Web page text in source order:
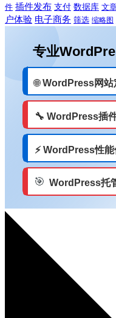
件 插件发布 支付 数据库 文
户体验 电子商务 筛选 缩略图